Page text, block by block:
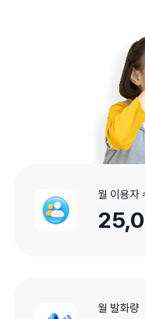
월 이용자
월 발화량